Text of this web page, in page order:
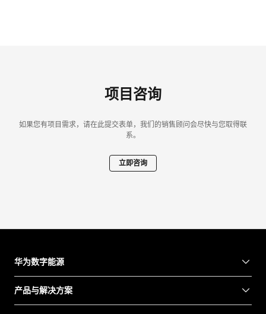
项目咨询
如果您有项目需求，请在此提交表单，我们的销售顾问会尽快与您取得联
系。
立即咨询
华为数字能源
产品与解决方案